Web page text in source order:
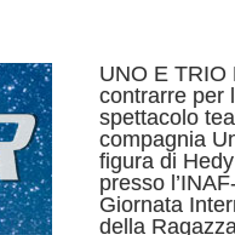
UNO E TRIO
contrarre per
spettacolo
compagnia
figura di
presso
Giornata
della